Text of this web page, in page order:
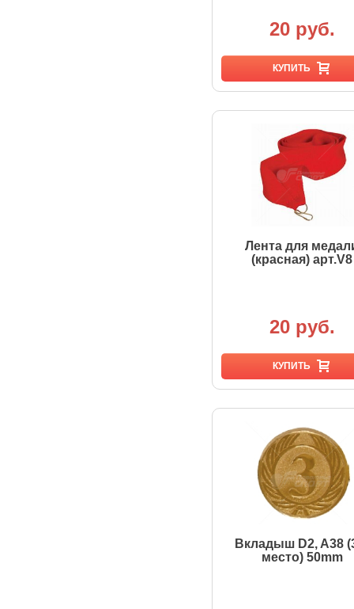
20 руб.
КУПИТЬ
Лента для
(красная) арт.V8
20 руб.
КУПИТЬ
Вкладыш D2, A38
место) 50mm